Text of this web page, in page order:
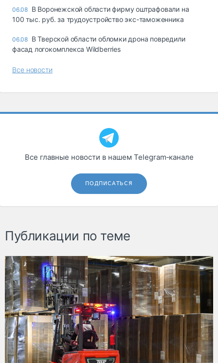
06.08 В Воронежской области фирму оштрафовали на
100 тыс. руб. за трудоустройство экс-таможенника
06.08 В Тверской области обломки дрона повредили
фасад логокомплекса Wildberries
Все новости
Все главные новости в нашем Telegram‑канале
ПОДПИСАТЬСЯ
Публикации по теме